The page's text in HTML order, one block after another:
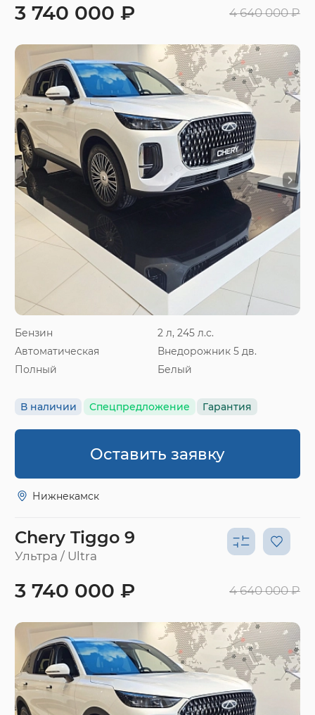
Бензин
2 л, 245 л.с.
Автоматическая
Внедорожник 5 дв.
Полный
Белый
В наличии Спецпредложение Гарантия
3 740 000 ₽ 4 640 000 ₽
Оставить заявку
Нижнекамск
Chery Tiggo 9
Ультра / Ultra
3 740 000 ₽ 4 640 000 ₽